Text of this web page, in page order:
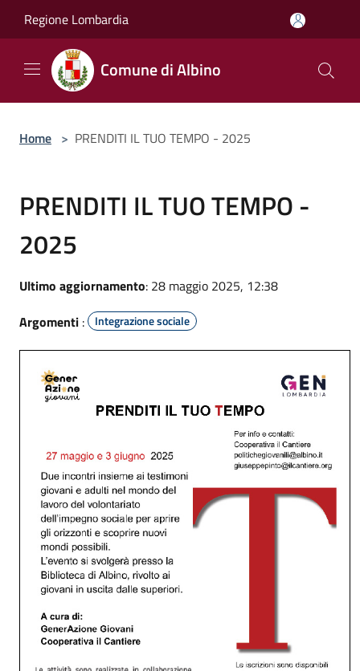
Regione Lombardia
Comune di Albino
Home > PRENDITI IL TUO TEMPO - 2025
PRENDITI IL TUO TEMPO -
2025
Ultimo aggiornamento: 28 maggio 2025, 12:38
Argomenti : Integrazione sociale